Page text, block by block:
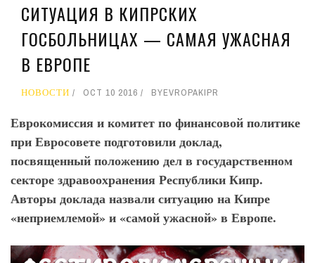
СИТУАЦИЯ В КИПРСКИХ
ГОСБОЛЬНИЦАХ — САМАЯ УЖАСНАЯ
В ЕВРОПЕ
НОВОСТИ OCT 10 2016 BYEVROPAKIPR
Еврокомиссия и комитет по финансовой политике
при Евросовете подготовили доклад,
посвященный положению дел в государственном
секторе здравоохранения Республики Кипр.
Авторы доклада назвали ситуацию на Кипре
«неприемлемой» и «самой ужасной» в Европе.